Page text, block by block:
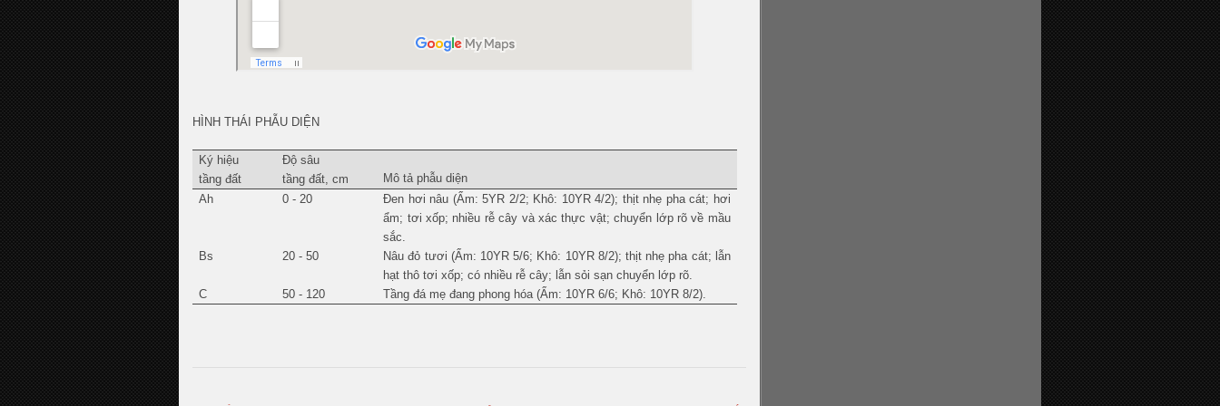
HÌNH THÁI PHẪU DIỆN
Ký hiệu
tầng đất
Độ sâu
tầng đất, cm
Mô tả phẫu diện
Ah
0 - 20
Đen hơi nâu (Ẩm: 5YR 2/2; Khô: 10YR 4/2); thịt nhẹ pha cát; hơi
ẩm; tơi xốp; nhiều rễ cây và xác thực vật; chuyển lớp rõ về mầu
sắc.
Bs
20 - 50
Nâu đỏ tươi (Ẩm: 10YR 5/6; Khô: 10YR 8/2); thịt nhẹ pha cát; lẫn
hạt thô tơi xốp; có nhiều rễ cây; lẫn sỏi sạn chuyển lớp rõ.
C
50 - 120 Tầng đá mẹ đang phong hóa (Ẩm: 10YR 6/6; Khô: 10YR 8/2).